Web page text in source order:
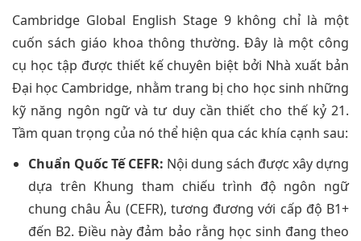
Cambridge Global English Stage 9 không chỉ là một
cuốn sách giáo khoa thông thường. Đây là một công
cụ học tập được thiết kế chuyên biệt bởi Nhà xuất bản
Đại học Cambridge, nhằm trang bị cho học sinh những
kỹ năng ngôn ngữ và tư duy cần thiết cho thế kỷ 21.
Tầm quan trọng của nó thể hiện qua các khía cạnh sau:
Chuẩn Quốc Tế CEFR: Nội dung sách được xây dựng
dựa trên Khung tham chiếu trình độ ngôn ngữ
chung châu Âu (CEFR), tương đương với cấp độ B1+
đến B2. Điều này đảm bảo rằng học sinh đang theo